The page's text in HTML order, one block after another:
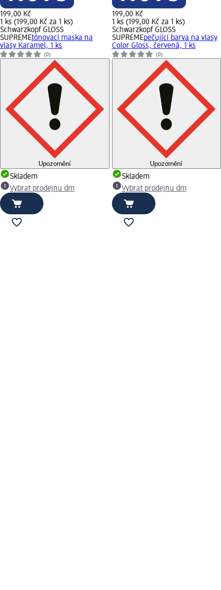
199,00 Kč
1 ks (199,00 Kč za 1 ks)
Schwarzkopf GLOSS
SUPREMEtónovací maska na
vlasy Karamel, 1 ks
(0)
Upozornění
Skladem
Vybrat prodejnu dm
199,00 Kč
1 ks (199,00 Kč za 1 ks)
Schwarzkopf GLOSS
SUPREMEpečující barva na vlasy
Color Gloss, červená, 1 ks
(0)
Upozornění
Skladem
Vybrat prodejnu dm